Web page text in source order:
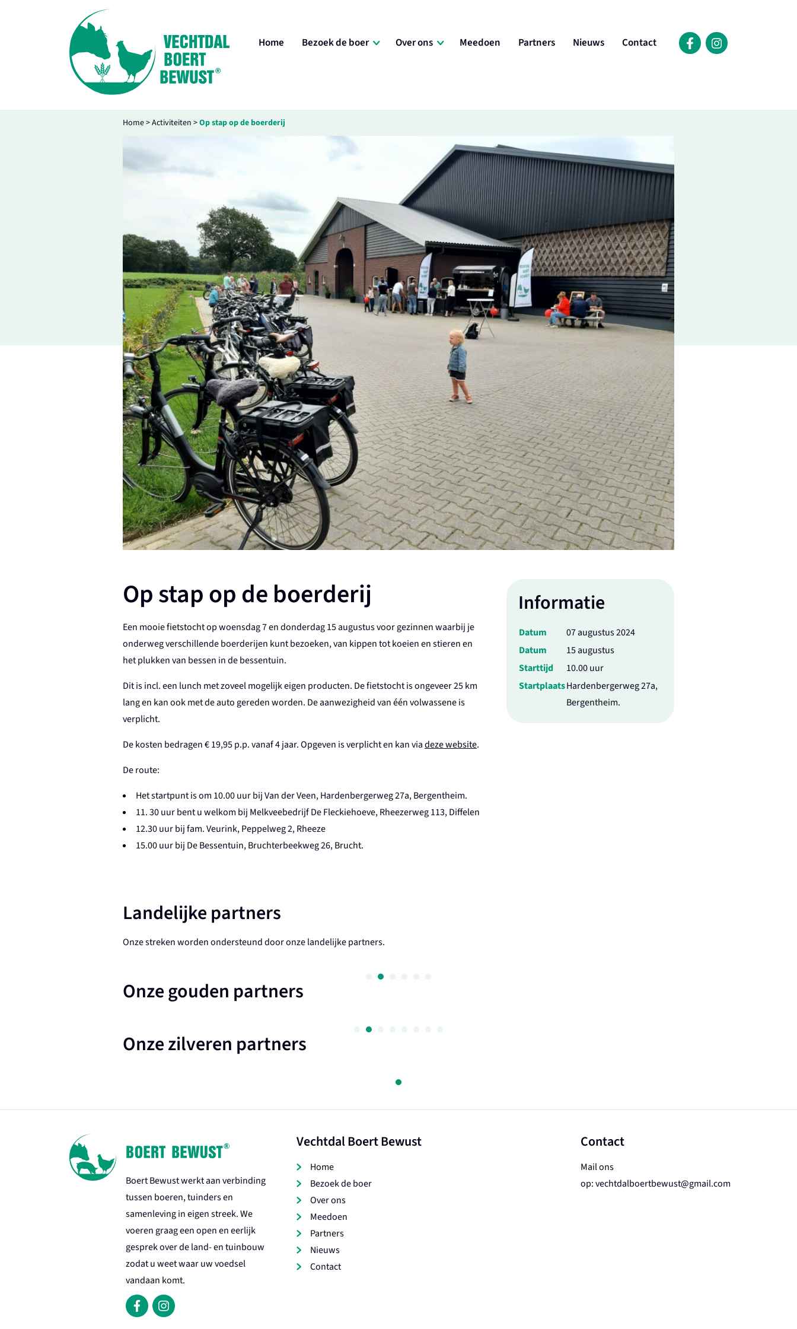
Home Bezoek de boer Over ons Meedoen Partners Nieuws Contact
Home>Activiteiten >Op stap op de boerderij
Op stap op de boerderij
Een mooie fietstocht op woensdag 7 en donderdag 15 augustus voor gezinnen waarbij je
onderweg verschillende boerderijen kunt bezoeken, van kippen tot koeien en stieren en
het plukken van bessen in de bessentuin.
Dit is incl. een lunch met zoveel mogelijk eigen producten. De fietstocht is ongeveer 25 km
lang en kan ook met de auto gereden worden. De aanwezigheid van één volwassene is
verplicht.
De kosten bedragen € 19,95 p.p. vanaf 4 jaar. Opgeven is verplicht en kan viadeze website.
De route:
Het startpunt is om 10.00 uur bij Van der Veen, Hardenbergerweg 27a, Bergentheim.
11. 30 uur bent u welkom bij Melkveebedrijf De Fleckiehoeve, Rheezerweg 113, Diffelen
12.30 uur bij fam. Veurink, Peppelweg 2, Rheeze
15.00 uur bij De Bessentuin, Bruchterbeekweg 26, Brucht.
Informatie
Datum
07 augustus 2024
Datum
15 augustus
Starttijd
10.00 uur
StartplaatsHardenbergerweg 27a,
Bergentheim.
Landelijke partners
Onze streken worden ondersteund door onze landelijke partners.
Onze gouden partners
Onze zilveren partners
Boert Bewust werkt aan verbinding
tussen boeren, tuinders en
samenleving in eigen streek. We
voeren graag een open en eerlijk
gesprek over de land- en tuinbouw
zodat u weet waar uw voedsel
vandaan komt.
Vechtdal Boert Bewust
Home
Bezoek de boer
Over ons
Meedoen
Partners
Nieuws
Contact
Contact
Mail ons
op:vechtdalboertbewust@gmail.com